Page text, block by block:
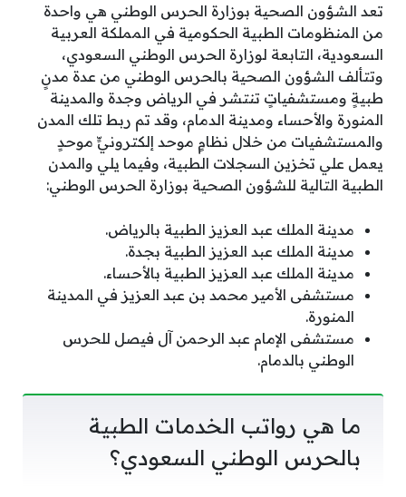
تعد الشؤون الصحية بوزارة الحرس الوطني هي واحدة
من المنظومات الطبية الحكومية في المملكة العربية
السعودية، التابعة لوزارة الحرس الوطني السعودي،
وتتألف الشؤون الصحية بالحرس الوطني من عدة مدنٍ
طبيةٍ ومستشفياتٍ تنتشر في الرياض وجدة والمدينة
المنورة والأحساء ومدينة الدمام، وقد تم ربط تلك المدن
والمستشفيات من خلال نظامٍ موحد إلكترونيٍّ موحدٍ
يعمل علي تخزين السجلات الطبية، وفيما يلي والمدن
الطبية التالية للشؤون الصحية بوزارة الحرس الوطني:
مدينة الملك عبد العزيز الطبية بالرياض.
مدينة الملك عبد العزيز الطبية بجدة.
مدينة الملك عبد العزيز الطبية بالأحساء.
مستشفى الأمير محمد بن عبد العزيز في المدينة
المنورة.
مستشفى الإمام عبد الرحمن آل فيصل للحرس
الوطني بالدمام.
ما هي رواتب الخدمات الطبية
بالحرس الوطني السعودي؟